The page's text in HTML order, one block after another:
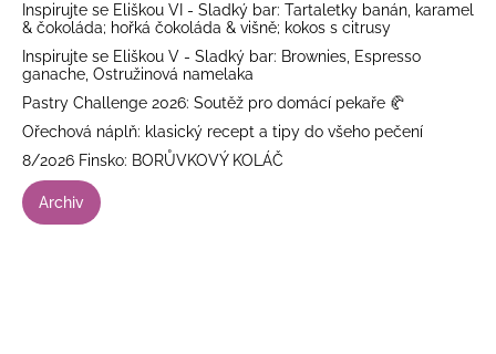
Inspirujte se Eliškou VI - Sladký bar: Tartaletky banán, karamel
& čokoláda; hořká čokoláda & višně; kokos s citrusy
Inspirujte se Eliškou V - Sladký bar: Brownies, Espresso
ganache, Ostružinová namelaka
Pastry Challenge 2026: Soutěž pro domácí pekaře 🥐
Ořechová náplň: klasický recept a tipy do všeho pečení
8/2026 Finsko: BORŮVKOVÝ KOLÁČ
Archiv